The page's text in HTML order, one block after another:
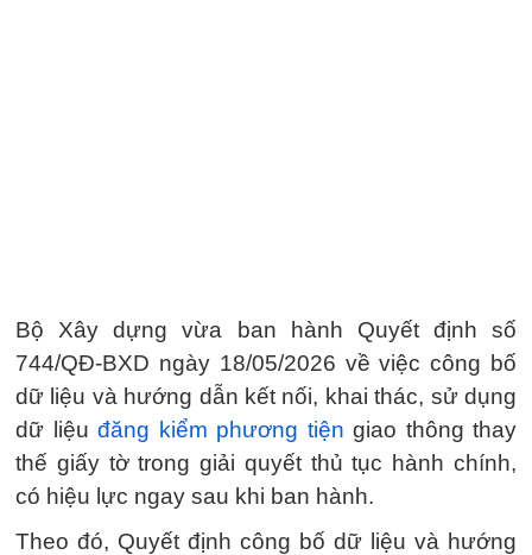
Bộ Xây dựng vừa ban hành Quyết định số
744/QĐ-BXD ngày 18/05/2026 về việc công bố
dữ liệu và hướng dẫn kết nối, khai thác, sử dụng
dữ liệu đăng kiểm phương tiện giao thông thay
thế giấy tờ trong giải quyết thủ tục hành chính,
có hiệu lực ngay sau khi ban hành.
Theo đó, Quyết định công bố dữ liệu và hướng